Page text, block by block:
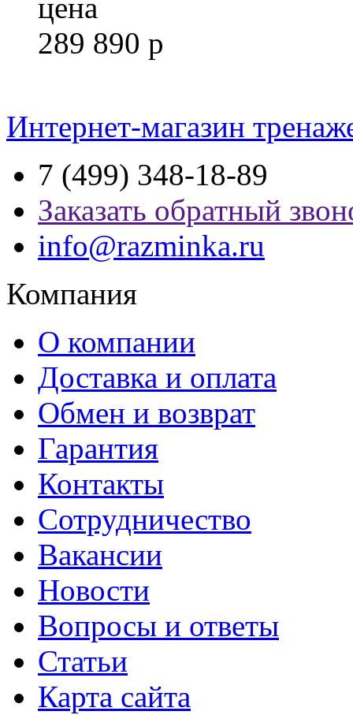
цена
289 890 р
Интернет-магазин
7 (499) 348-18-89
Заказать обратный
info@razminka.ru
Компания
О компании
Доставка и оплата
Обмен и возврат
Гарантия
Контакты
Сотрудничество
Вакансии
Новости
Вопросы и ответы
Статьи
Карта сайта